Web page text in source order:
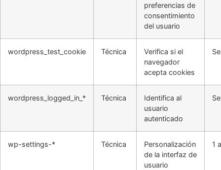
preferencias de
consentimiento
del usuario
wordpress_test_cookie Técnica
Verifica si el
navegador
acepta cookies
wordpress_logged_in_* Técnica
Identifica al
usuario
autenticado
wp-settings-* Técnica
Personalización
de la interfaz de
usuario
1